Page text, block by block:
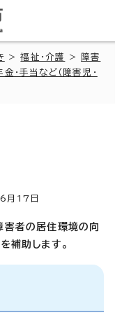
>福祉・介護 >
障害
金・手当など（障害児・
月 17 日
害者の居住環境の向
補助します。